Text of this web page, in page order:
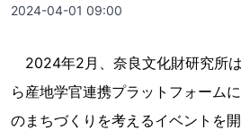
2024-04-01 09:00
2024年2月、奈良文化財研究所
ら産地学官連携プラットフォーム
のまちづくりを考えるイベントを